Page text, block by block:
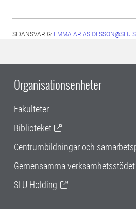
SIDANSVARIG:
Organisationsenheter
Fakulteter
Biblioteket
Centrumbildningar och
Gemensamma verksamhetsstödet
SLU Holding